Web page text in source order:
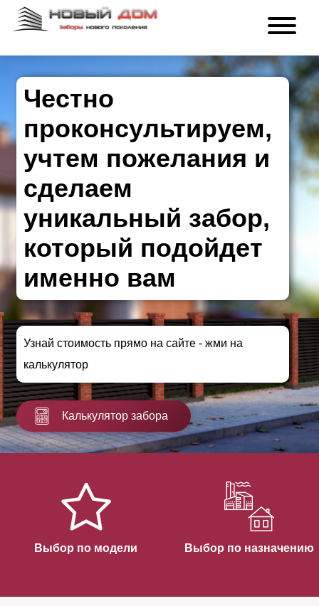
Честно
проконсультируем,
учтем пожелания и
сделаем
уникальный забор,
который подойдет
именно вам
Узнай стоимость прямо на сайте - жми на
калькулятор
Калькулятор забора
Выбор по модели Выбор по назначению